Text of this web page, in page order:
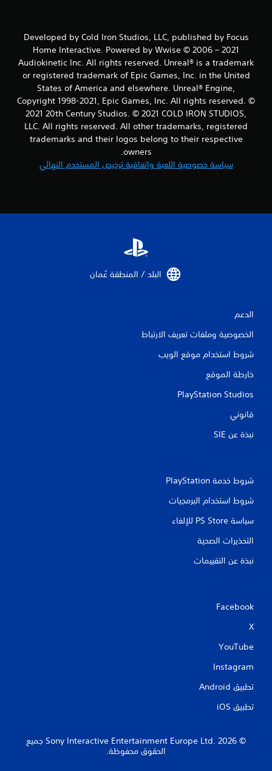
Developed by Cold Iron Studios, LLC, published by Focus
Home Interactive. Powered by Wwise © 2006 – 2021
Audiokinetic Inc. All rights reserved. Unreal® is a trademark
or registered trademark of Epic Games, Inc. in the United
States of America and elsewhere. Unreal® Engine,
Copyright 1998-2021, Epic Games, Inc. All rights reserved. ©
2021 20th Century Studios. © 2021 COLD IRON STUDIOS,
LLC. All rights reserved. All other trademarks, registered
trademarks and their logos belong to their respective
owners.
سياسة خصوصية اللعبة واتفاقية ترخيص المستخدم النهائي
البلد / المنطقة عُمان‏
الدعم
الخصوصية وملفات تعريف الارتباط
شروط استخدام موقع الويب
خارطة الموقع
PlayStation Studios
قانوني
نبذة عن SIE‏
شروط خدمة PlayStation‏
شروط استخدام البرمجيات
سياسة PS Store للإلغاء
التحذيرات الصحية
نبذة عن التقييمات
Facebook
X
YouTube
Instagram
تطبيق Android‏
تطبيق iOS‏
‏© 2026 Sony Interactive Entertainment Europe Ltd.‎ جميع
الحقوق محفوظة.